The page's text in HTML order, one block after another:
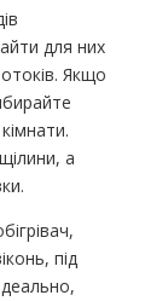
для них
Якщо
а
під